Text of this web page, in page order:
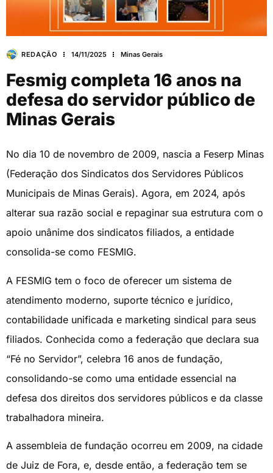
REDAÇÃO 14/11/2025 Minas Gerais
Fesmig completa 16 anos na
defesa do servidor público de
Minas Gerais
No dia 10 de novembro de 2009, nascia a Feserp Minas
(Federação dos Sindicatos dos Servidores Públicos
Municipais de Minas Gerais). Agora, em 2024, após
alterar sua razão social e repaginar sua estrutura com o
apoio unânime dos sindicatos filiados, a entidade
consolida-se como FESMIG.
A FESMIG tem o foco de oferecer um sistema de
atendimento moderno, suporte técnico e jurídico,
contabilidade unificada e marketing sindical para seus
filiados. Conhecida como a federação que declara sua
“Fé no Servidor”, celebra 16 anos de fundação,
consolidando-se como uma entidade essencial na
defesa dos direitos dos servidores públicos e da classe
trabalhadora mineira.
A assembleia de fundação ocorreu em 2009, na cidade
de Juiz de Fora, e, desde então, a federação tem se